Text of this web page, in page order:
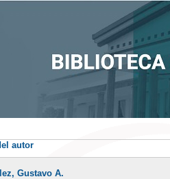
autor
Gustavo A.